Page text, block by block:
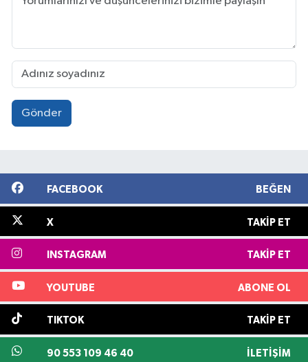
Gönder
FACEBOOK BEĞEN
X TAKIP ET
INSTAGRAM TAKIP ET
YOUTUBE ABONE OL
TIKTOK TAKIP ET
90 553 109 46 40 İLETIŞIM